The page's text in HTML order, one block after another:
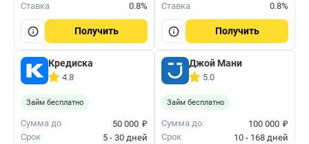
Ставка
0.8%
Получить
Ставка
0.8%
Получить
Кредиска
4.8
Займ бесплатно
Сумма до 50 000 ₽
Срок
5 - 30 дней
Джой Мани
5.0
Займ бесплатно
Сумма до 100 000 ₽
Срок
10 - 168 дней